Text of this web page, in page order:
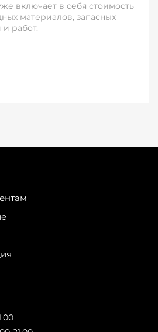
включает в себя стоимость
материалов, запасных
и работ.